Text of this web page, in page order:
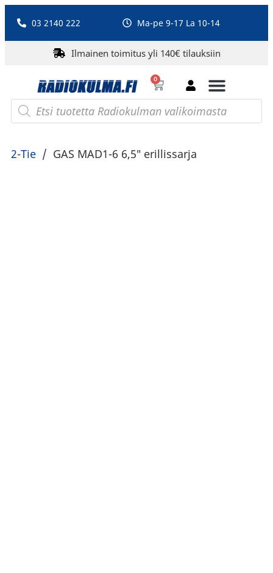
03 2140 222 Ma-pe 9-17 La 10-14
Ilmainen toimitus yli 140€ tilauksiin
0
2-Tie / GAS MAD1-6 6,5″ erillissarja